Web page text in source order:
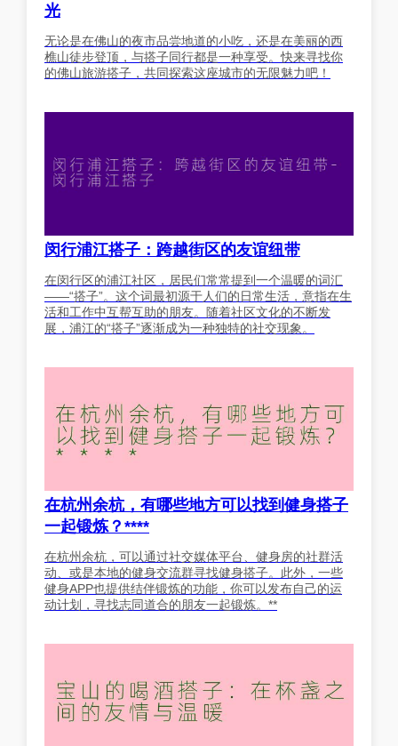
光
无论是在佛山的夜市品尝地道的小吃，还是在美丽的西
樵山徒步登顶，与搭子同行都是一种享受。快来寻找你
的佛山旅游搭子，共同探索这座城市的无限魅力吧！
闵行浦江搭子：跨越街区的友谊纽带
在闵行区的浦江社区，居民们常常提到一个温暖的词汇
——“搭子”。这个词最初源于人们的日常生活，意指在生
活和工作中互帮互助的朋友。随着社区文化的不断发
展，浦江的“搭子”逐渐成为一种独特的社交现象。
在杭州余杭，有哪些地方可以找到健身搭子
一起锻炼？****
在杭州余杭，可以通过社交媒体平台、健身房的社群活
动、或是本地的健身交流群寻找健身搭子。此外，一些
健身APP也提供结伴锻炼的功能，你可以发布自己的运
动计划，寻找志同道合的朋友一起锻炼。**